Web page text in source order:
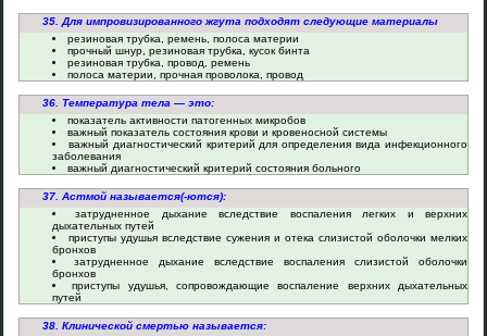
35. Для импровизированного жгута подходят следующие материалы
резиновая трубка, ремень, полоса материи
прочный шнур, резиновая трубка, кусок бинта
резиновая трубка, провод, ремень
полоса материи, прочная проволока, провод
36. Температура тела — это:
показатель активности патогенных микробов
важный показатель состояния крови и кровеносной системы
важный диагностический критерий для определения вида инфекционного
заболевания
важный диагностический критерий состояния больного
37. Астмой называется(-ются):
затрудненное дыхание вследствие воспаления легких и верхних
дыхательных путей
приступы удушья вследствие сужения и отека слизистой оболочки мелких
бронхов
затрудненное дыхание вследствие воспаления слизистой оболочки
бронхов
приступы удушья, сопровождающие воспаление верхних дыхательных
путей
38. Клинической смертью называется: